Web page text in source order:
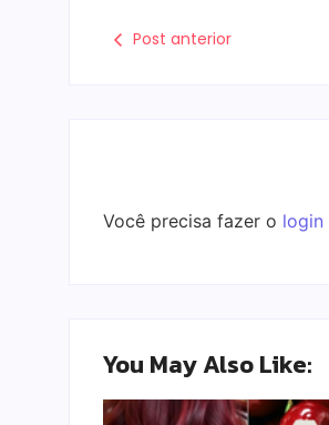
Post anterior
Você precisa fazer o login
You May Also Like: